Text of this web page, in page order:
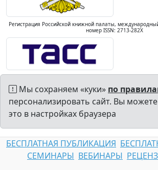
Регистрация Российской книжной палаты,
номер ISSN: 2713-282X
Мы сохраняем «куки» по
персонализировать сайт. Вы
это в настройках браузера
БЕСПЛАТНАЯ ПУБЛИКАЦИЯ
СЕМИНАРЫ ВЕБИНАРЫ